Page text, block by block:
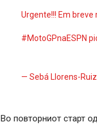
Urgente!!! Em
#MotoGPnaESPN
— Sebá Llorens-
Во повторниот старт